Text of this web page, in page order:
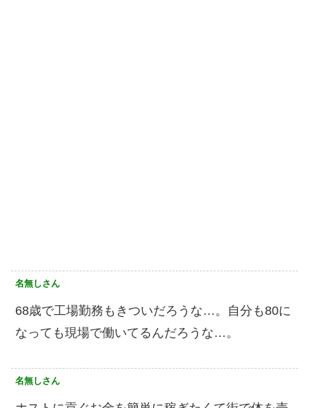
名無しさん
68歳で工場勤務もきついだろうな…。自分も80に
なっても現場で働いてるんだろうな…。
名無しさん